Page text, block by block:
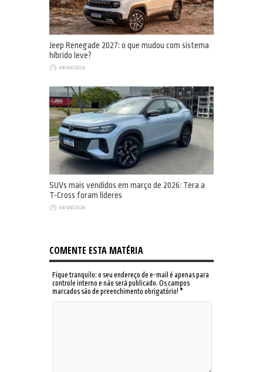
Jeep Renegade 2027: o que mudou com sistema
híbrido leve?
04/04/2026
SUVs mais vendidos em março de 2026: Tera a
T-Cross foram líderes
04/04/2026
COMENTE ESTA MATÉRIA
Fique tranquilo: o seu endereço de e-mail é apenas para
controle interno e não será publicado. Os campos
marcados são de preenchimento obrigatório! *